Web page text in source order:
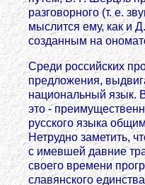
разговорного (т. е.
мыслится ему, как и
созданным на
Среди российских
предложения,
национальный язык.
это -
русского языка
Нетрудно заметить,
с имевшей давние
своего времени
славянского